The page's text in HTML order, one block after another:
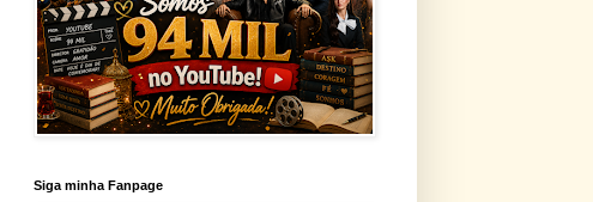
Siga minha Fanpage